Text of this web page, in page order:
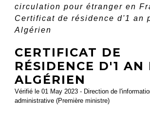
circulation pour étranger en
Certificat de résidence d'1 an
Algérien
CERTIFICAT DE
RÉSIDENCE D'1 AN
ALGÉRIEN
Vérifié le 01 May 2023 - Direction de
administrative (Première ministre)